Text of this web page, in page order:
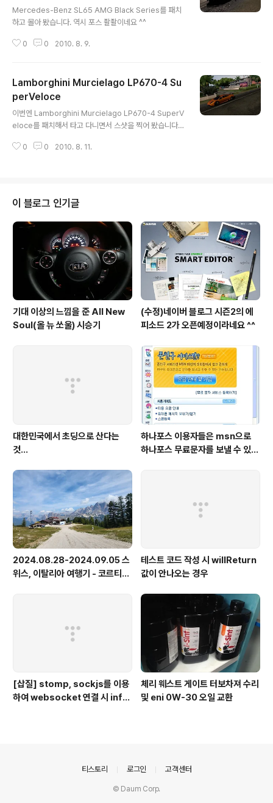
Mercedes-Benz SL65 AMG Black Series를 패치
하고 몰아 봤습니다. 역시 포스 좔좔이네요 ^^
0 0 2010. 8. 9.
Lamborghini Murcielago LP670-4 Su
perVeloce
이번엔 Lamborghini Murcielago LP670-4 SuperV
eloce를 패치해서 타고 다니면서 스샷을 찍어 봤습니다.
텍도 있네요 ^^ 다음에는 레벤톤이나 랜서에볼 X 타고 한
0 0 2010. 8. 11.
이 블로그 인기글
기대 이상의 느낌을 준 All New
Soul(올 뉴 쏘울) 시승기
(수정)네이버 블로그 시즌2의 에
피소드 2가 오픈예정이라네요 ^^
대한민국에서 초딩으로 산다는
것...
하나포스 이용자들은 msn으로
하나포스 무료문자를 보낼 수 있게
2024.08.28-2024.09.05 스
위스, 이탈리아 여행기 - 코르티나
테스트 코드 작성 시 willReturn
값이 안나오는 경우
[삽질] stomp, sockjs를 이용
하여 websocket 연결 시 info
체리 웨스트 게이트 터보차져 수리
및 eni 0W-30 오일 교환
티스토리 로그인 고객센터
© Daum Corp.